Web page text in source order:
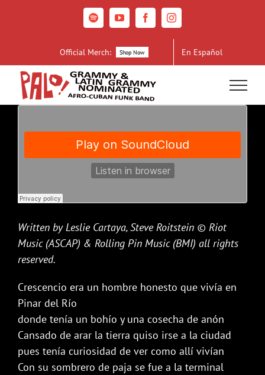
SpotifyYouTubeFacebookInstagram
Official Merch: Shop Now En Español
Written by Leslie Cartaya, Steve Roitstein © Riot
Music (ASCAP) & Rolling Pin Music (BMI) all rights
reserved.
Crescencio era un hombre honesto que vivía en
Pinar del Río
donde tenía un bohío y una cosecha de anón
Cansado de arar la tierra quiso irse a la ciudad
pues tenía curiosidad de ver como allí vivían
Con su sombrero de paja se fue a la terminal